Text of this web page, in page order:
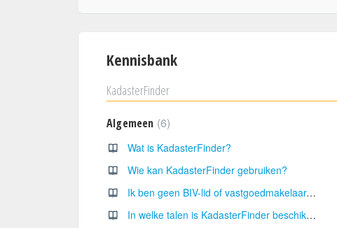
Kennisbank
KadasterFinder
Algemeen 6
Wat is KadasterFinder?
Wie kan KadasterFinder gebruiken?
Ik ben geen BIV-lid of vastgoedmakelaar-bemiddelaar, kan ik KadasterFinder gebruiken?
In welke talen is KadasterFinder beschikbaar?